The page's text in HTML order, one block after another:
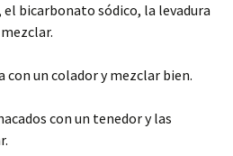
el bicarbonato sódico, la levadura
un colador y mezclar bien.
con un tenedor y las